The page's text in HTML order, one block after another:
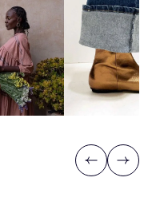
Previous
Next